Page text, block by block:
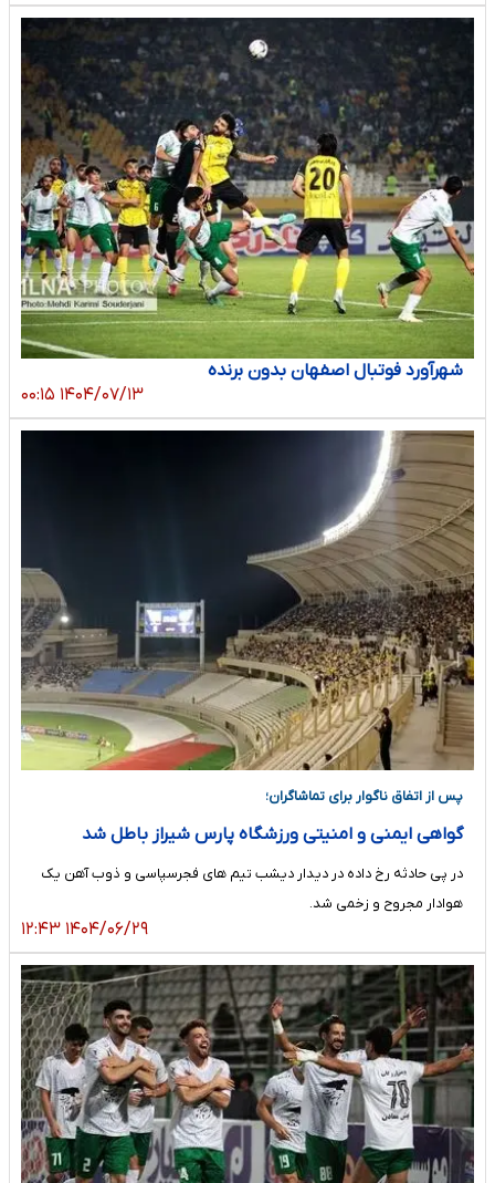
شهرآورد فوتبال اصفهان بدون برنده
۱۴۰۴/۰۷/۱۳ ۰۰:۱۵
پس از اتفاق ناگوار برای تماشاگران؛
گواهی ایمنی و امنیتی ورزشگاه پارس شیراز باطل شد
در پی حادثه رخ داده در دیدار دیشب تیم های فجرسپاسی و ذوب آهن یک
هوادار مجروح و زخمی شد.
۱۴۰۴/۰۶/۲۹ ۱۲:۴۳